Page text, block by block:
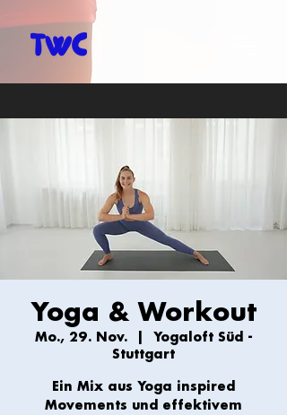
Yoga & Workout
Mo., 29. Nov.
  |
Yogaloft Süd -
Stuttgart
Ein Mix aus Yoga inspired
Movements und effektivem